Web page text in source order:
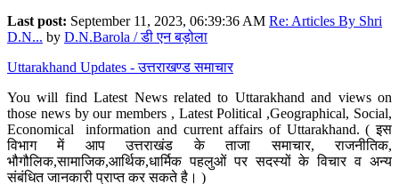
Last post: September 11, 2023, 06:39:36 AM Re: Articles By Shri
D.N... by D.N.Barola / डी एन बड़ोला
Uttarakhand Updates - उत्तराखण्ड समाचार
You will find Latest News related to Uttarakhand and views on
those news by our members , Latest Political ,Geographical, Social,
Economical information and current affairs of Uttarakhand. ( इस
विभाग में आप उत्तराखंड के ताजा समाचार, राजनीतिक,
भौगौलिक,सामाजिक,आर्थिक,धार्मिक पहलुओं पर सदस्यों के विचार व अन्य
संबंधित जानकारी प्राप्त कर सकते है। )